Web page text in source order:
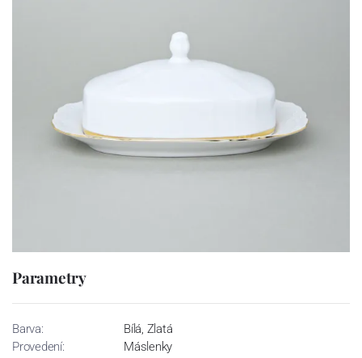
Parametry
Barva:
Bílá, Zlatá
Provedení:
Máslenky